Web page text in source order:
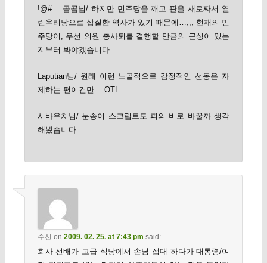
!@#… 곰곰님/ 하지만 민주당을 깨고 판을 새로짜서 열
린우리당으로 삽질한 역사가 있기 때문에…;;; 현재의 민
주당이, 우선 의원 총사퇴를 결행할 만큼의 근성이 있는
지부터 봐야겠습니다.
Laputian님/ 원래 이런 노골적으로 감정적인 선동은 자
제하는 편이건만… OTL
시바우치님/ 눈송이 스크립트도 피의 비로 바꿀까 생각
해봤습니다.
수선 on 2009. 02. 25. at 7:43 pm said:
회사 선배가 고급 식당에서 손님 접대 하다가 대통령/여